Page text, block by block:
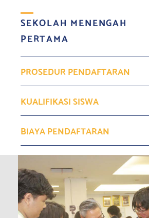
SEKOLAH MENENGAH
PERTAMA
PROSEDUR PENDAFTARAN
KUALIFIKASI SISWA
BIAYA PENDAFTARAN